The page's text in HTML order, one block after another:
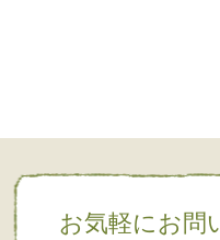
お気軽にお問